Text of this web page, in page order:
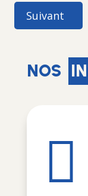
Suivant
NOS
